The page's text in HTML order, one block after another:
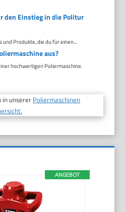
den Einstieg in die Politur
Produkte, die du für einen...
aus?
hochwertigen Poliermaschine.
in unserer Poliermaschinen
ANGEBOT